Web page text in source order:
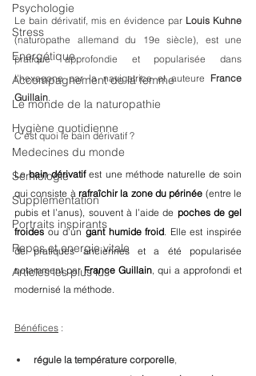
Psychologie
Stress
Energétique
Accompagnement de la femme
Le monde de la naturopathie
Hygiène quotidienne
Medecines du monde
Semiologie
Supplementation
Portraits inspirants
Repos et energie vitale
Articles les plus lus
Le bain dérivatif, mis en évidence par
(naturopathe allemand du 19e siècle), est une
pratique approfondie et popularisée dans
l'hexagone par la navigatrice et auteure France
Guillain.
C'est quoi le bain dérivatif ?
Le bain dérivatif est une méthode naturelle de soin
qui consiste à rafraîchir la zone du périnée (entre le
pubis et l’anus), souvent à l’aide de poches de gel
froides ou d’un gant humide froid. Elle est inspirée
de pratiques anciennes et a été popularisée
notamment par France Guillain, qui a approfondi et
modernisé la méthode.
Bénéfices :
régule la température corporelle,